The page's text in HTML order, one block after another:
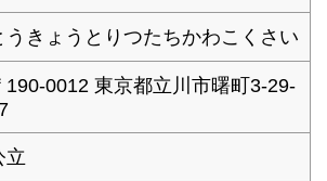
うきょうとりつたちかわこくさい
190-0012 東京都立川市曙町3-29-
立